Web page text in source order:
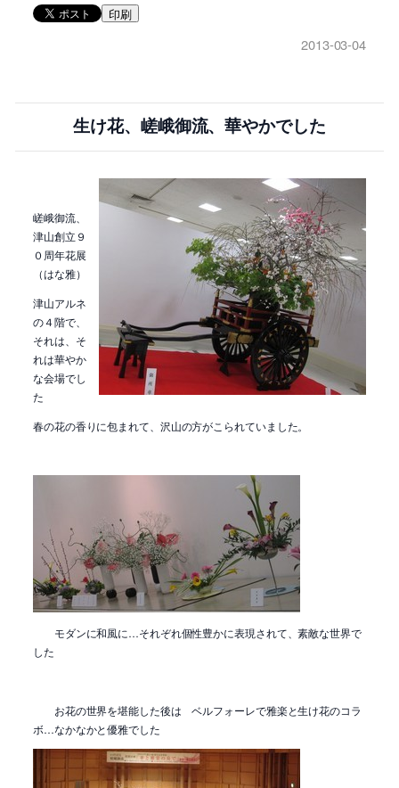
印刷
2013-03-04
生け花、嵯峨御流、華やかでした
嵯峨御流、
津山創立９
０周年花展
（はな雅）
津山アルネ
の４階で、
それは、そ
れは華やか
な会場でし
た
春の花の香りに包まれて、沢山の方がこられていました。
モダンに和風に…それぞれ個性豊かに表現されて、素敵な世界で
した
お花の世界を堪能した後は ベルフォーレで雅楽と生け花のコラ
ボ…なかなかと優雅でした